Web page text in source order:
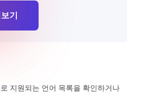
기
지원되는 언어 목록을 확인하거나